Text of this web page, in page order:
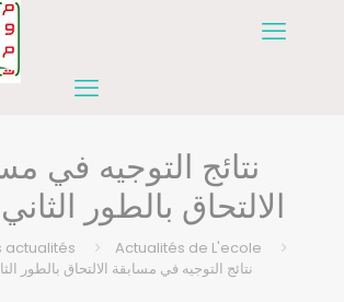
نتائج التوجيه في
الالتحاق بالطور الثاني 2026
actualités
Actualités de L'ecole
نتائج التوجيه في مسابقة الالتحاق بالطور الثاني